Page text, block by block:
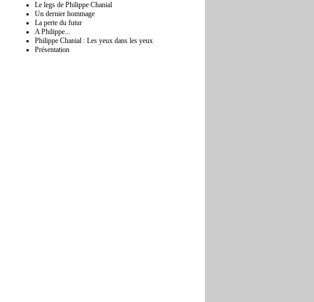
Le legs de Philippe Chanial
Un dernier hommage
La perte du futur
A Philippe...
Philippe Chanial : Les yeux dans les yeux
Présentation